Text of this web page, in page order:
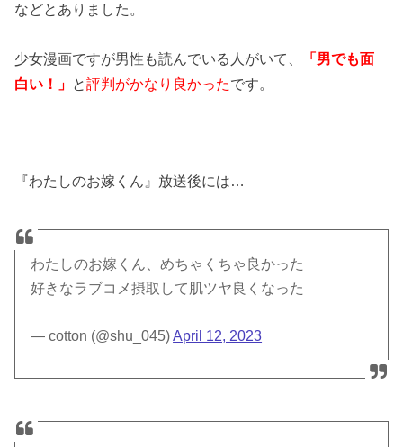
などとありました。
少女漫画ですが男性も読んでいる人がいて、
「男でも面
白い！」 と評判がかなり良かったです。
『わたしのお嫁くん』放送後には…
わたしのお嫁くん、めちゃくちゃ良かった
好きなラブコメ摂取して肌ツヤ良くなった
— cotton (@shu_045)April 12, 2023